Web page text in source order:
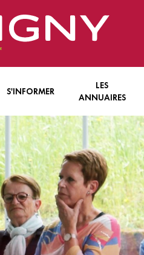
S'INFORMER
ECRITES
EN LIGNE
AFFICHÉES
LES
ANNUAIRES
ENTREPRISES
ASSOCIATIONS